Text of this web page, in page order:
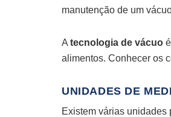
manutenção de um
A tecnologia de vácuo
alimentos. Conhecer os
UNIDADES DE
Existem várias unidades